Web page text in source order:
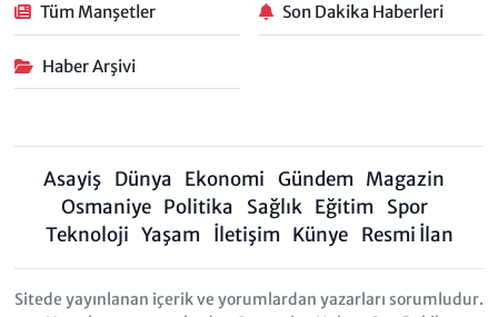
Tüm Manşetler Son Dakika Haberleri
Haber Arşivi
Asayiş Dünya Ekonomi Gündem Magazin
Osmaniye Politika Sağlık Eğitim
Spor
Teknoloji Yaşam İletişim Künye Resmi İlan
Sitede yayınlanan içerik ve yorumlardan yazarları sorumludur.